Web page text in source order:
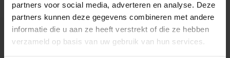
partners voor social media, adverteren en analyse. Deze
partners kunnen deze gegevens combineren met andere
informatie die u aan ze heeft verstrekt of die ze hebben
verzameld op basis van uw gebruik van hun services.